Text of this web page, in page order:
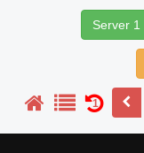
Server 1
1